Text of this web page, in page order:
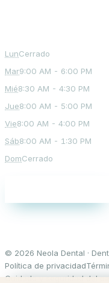
LunCerrado
Mar9:00 AM - 6:00 PM
Mié8:30 AM - 4:30 PM
Jue8:00 AM - 5:00 PM
Vie8:00 AM - 4:00 PM
Sáb8:00 AM - 1:30 PM
DomCerrado
© 2026 Neola Dental ·
Política de privacidad
Cuidado y seguridad del